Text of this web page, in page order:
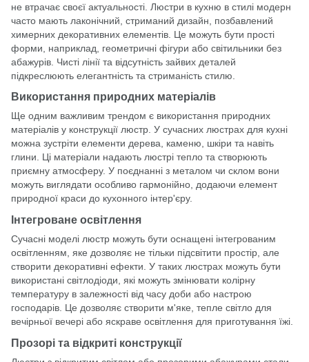
не втрачає своєї актуальності. Люстри в кухню в стилі модерн
часто мають лаконічний, стриманий дизайн, позбавлений
химерних декоративних елементів. Це можуть бути прості
форми, наприклад, геометричні фігури або світильники без
абажурів. Чисті лінії та відсутність зайвих деталей
підкреслюють елегантність та стриманість стилю.
Використання природних матеріалів
Ще одним важливим трендом є використання природних
матеріалів у конструкції люстр. У сучасних люстрах для кухні
можна зустріти елементи дерева, каменю, шкіри та навіть
глини. Ці матеріали надають люстрі тепло та створюють
приємну атмосферу. У поєднанні з металом чи склом вони
можуть виглядати особливо гармонійно, додаючи елемент
природної краси до кухонного інтер'єру.
Інтегроване освітлення
Сучасні моделі люстр можуть бути оснащені інтегрованим
освітленням, яке дозволяє не тільки підсвітити простір, але
створити декоративні ефекти. У таких люстрах можуть бути
використані світлодіоди, які можуть змінювати колірну
температуру в залежності від часу доби або настрою
господарів. Це дозволяє створити м'яке, тепле світло для
вечірньої вечері або яскраве освітлення для приготування їжі.
Прозорі та відкриті конструкції